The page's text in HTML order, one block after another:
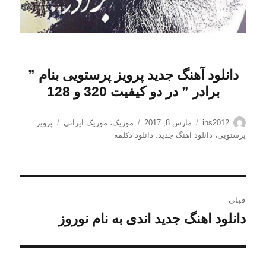
دانلود آهنگ جدید پرویز پرستویی بنام ”
برادر ” در دو کیفیت 320 و 128
نویسنده
ins2012
ارسال
شده
مارس 8, 2017 دسته‌ها
موزیک، موزیک ایرانی برچسب‌ها
پرویز
پرستویی، دانلود آهنگ جدید، دانلود دکلمه
نوشته
قبلی
نوشته
دانلود اهنگ جدید اندی به نام نوروز